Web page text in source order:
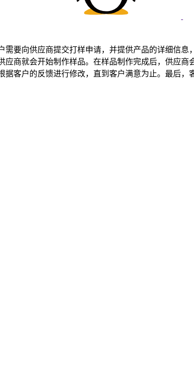
需要向供应商提交打样申请，并提供产品的详细信
商就会开始制作样品。在样品制作完成后，供应
客户的反馈进行修改，直到客户满意为止。最后，